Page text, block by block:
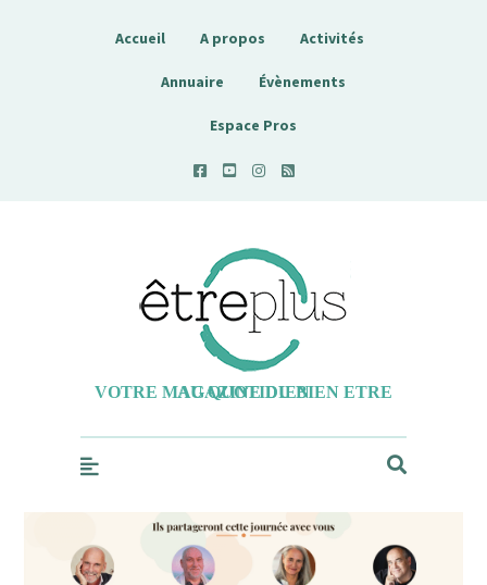
Accueil A propos Activités
Annuaire Évènements
Espace Pros
Etreplus
VOTRE MAGAZINE DU BIEN ETRE AU QUOTIDIEN